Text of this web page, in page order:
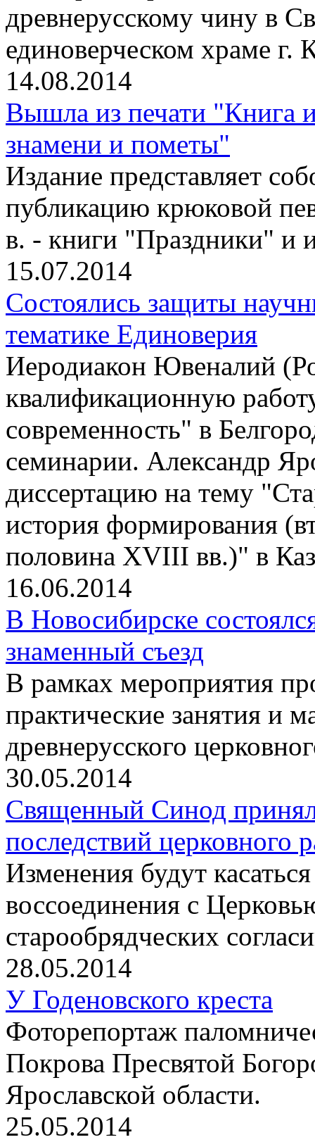
древнерусскому чину в
единоверческом храме г.
14.08.2014
Вышла из печати "Книга
знамени и пометы"
Издание представляет
публикацию крюковой
в. - книги "Праздники" и
15.07.2014
Состоялись защиты
тематике Единоверия
Иеродиакон Ювеналий
квалификационную
современность" в
семинарии. Александр
диссертацию на тему
история формирования
половина XVIII вв.)" в
16.06.2014
В Новосибирске
знаменный съезд
В рамках мероприятия
практические занятия и
древнерусского
30.05.2014
Священный Синод
последствий церковного
Изменения будут
воссоединения с
старообрядческих
28.05.2014
У Годеновского креста
Фоторепортаж
Покрова Пресвятой
Ярославской области.
25.05.2014